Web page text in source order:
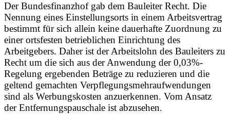
Der Bundesfinanzhof gab dem Bauleiter Recht. Die
Nennung eines Einstellungsorts in einem Arbeitsvertrag
bestimmt für sich allein keine dauerhafte Zuordnung zu
einer ortsfesten betrieblichen Einrichtung des
Arbeitgebers. Daher ist der Arbeitslohn des Bauleiters zu
Recht um die sich aus der Anwendung der 0,03%-
Regelung ergebenden Beträge zu reduzieren und die
geltend gemachten Verpflegungsmehraufwendungen
sind als Werbungskosten anzuerkennen. Vom Ansatz
der Entfernungspauschale ist abzusehen.